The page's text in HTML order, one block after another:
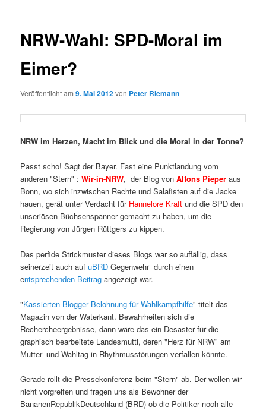
NRW-Wahl: SPD-Moral im
Eimer?
Veröffentlicht am9. Mai 2012von Peter Riemann
NRW im Herzen, Macht im Blick und die Moral in der Tonne?
Passt scho! Sagt der Bayer. Fast eine Punktlandung vom
anderen "Stern" :Wir-in-NRW, der Blog vonAlfons Pieper aus
Bonn, wo sich inzwischen Rechte und Salafisten auf die Jacke
hauen, gerät unter Verdacht für Hannelore Kraft und die SPD den
unseriösen Büchsenspanner gemacht zu haben, um die
Regierung von Jürgen Rüttgers zu kippen.
Das perfide Strickmuster dieses Blogs war so auffällig, dass
seinerzeit auch aufuBRD Gegenwehr durch einen
entsprechenden Beitragangezeigt war.
"Kassierten Blogger Belohnung für Wahlkampfhilfe" titelt das
Magazin von der Waterkant. Bewahrheiten sich die
Rechercheergebnisse, dann wäre das ein Desaster für die
graphisch bearbeitete Landesmutti, deren "Herz für NRW" am
Mutter- und Wahltag in Rhythmusstörungen verfallen könnte.
Gerade rollt die Pressekonferenz beim "Stern" ab. Der wollen wir
nicht vorgreifen und fragen uns als Bewohner der
BananenRepublikDeutschland (BRD) ob die Politiker noch alle